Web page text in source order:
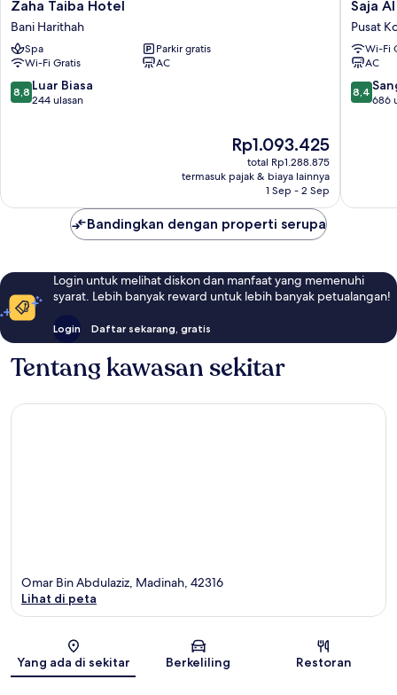
Taiba
Hotel
Bani
Harithah
Zaha Taiba Hotel
Bani Harithah
Spa
Parkir gratis
Wi-Fi Gratis
AC
8.8
dari
8,8 Luar Biasa
244 ulasan
Harga
sekarang
Rp1.093.425
Rp1.093.425
total Rp1.288.875
termasuk pajak & biaya lainnya
1 Sep - 2 Sep
Al
Hotel
Pusat
Kota
Saja
Pusat
Wi-Fi
AC
8.4
dari
8,4
686
Bandingkan dengan properti serupa
Login untuk melihat diskon dan manfaat yang memenuhi
syarat. Lebih banyak reward untuk lebih banyak petualangan!
Login Daftar sekarang, gratis
Tentang kawasan sekitar
Peta
Omar Bin Abdulaziz, Madinah, 42316
Lihat di peta
Yang ada di sekitar Berkeliling Restoran